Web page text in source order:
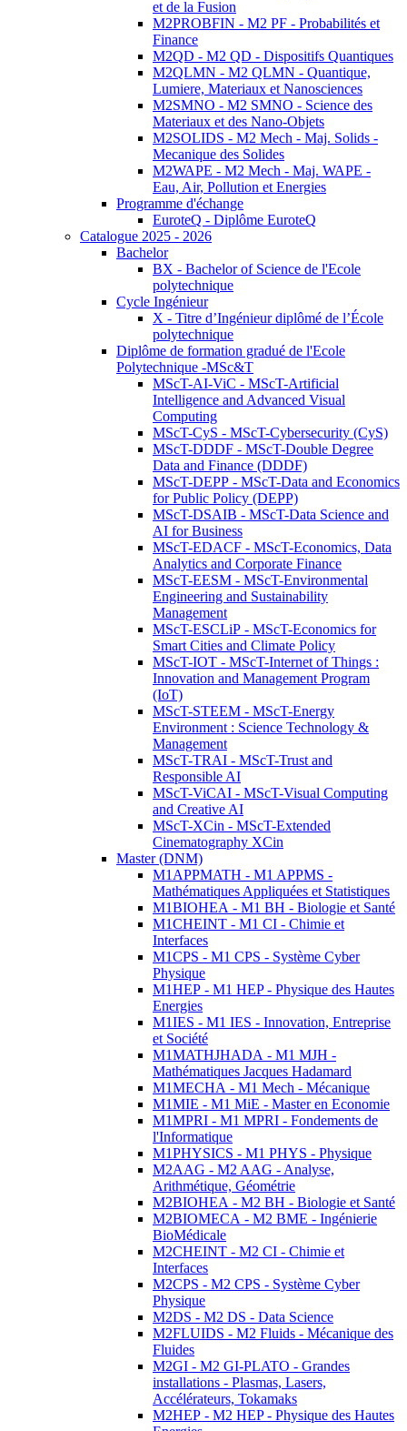
et de la Fusion
M2PROBFIN - M2 PF - Probabilités et
Finance
M2QD - M2 QD - Dispositifs Quantiques
M2QLMN - M2 QLMN - Quantique,
Lumiere, Materiaux et Nanosciences
M2SMNO - M2 SMNO - Science des
Materiaux et des Nano-Objets
M2SOLIDS - M2 Mech - Maj. Solids -
Mecanique des Solides
M2WAPE - M2 Mech - Maj. WAPE -
Eau, Air, Pollution et Energies
Programme d'échange
EuroteQ - Diplôme EuroteQ
Catalogue 2025 - 2026
Bachelor
BX - Bachelor of Science de l'Ecole
polytechnique
Cycle Ingénieur
X - Titre d’Ingénieur diplômé de l’École
polytechnique
Diplôme de formation gradué de l'Ecole
Polytechnique -MSc&T
MScT-AI-ViC - MScT-Artificial
Intelligence and Advanced Visual
Computing
MScT-CyS - MScT-Cybersecurity (CyS)
MScT-DDDF - MScT-Double Degree
Data and Finance (DDDF)
MScT-DEPP - MScT-Data and Economics
for Public Policy (DEPP)
MScT-DSAIB - MScT-Data Science and
AI for Business
MScT-EDACF - MScT-Economics, Data
Analytics and Corporate Finance
MScT-EESM - MScT-Environmental
Engineering and Sustainability
Management
MScT-ESCLiP - MScT-Economics for
Smart Cities and Climate Policy
MScT-IOT - MScT-Internet of Things :
Innovation and Management Program
(IoT)
MScT-STEEM - MScT-Energy
Environment : Science Technology &
Management
MScT-TRAI - MScT-Trust and
Responsible AI
MScT-ViCAI - MScT-Visual Computing
and Creative AI
MScT-XCin - MScT-Extended
Cinematography XCin
Master (DNM)
M1APPMATH - M1 APPMS -
Mathématiques Appliquées et Statistiques
M1BIOHEA - M1 BH - Biologie et Santé
M1CHEINT - M1 CI - Chimie et
Interfaces
M1CPS - M1 CPS - Système Cyber
Physique
M1HEP - M1 HEP - Physique des Hautes
Energies
M1IES - M1 IES - Innovation, Entreprise
et Société
M1MATHJHADA - M1 MJH -
Mathématiques Jacques Hadamard
M1MECHA - M1 Mech - Mécanique
M1MIE - M1 MiE - Master en Economie
M1MPRI - M1 MPRI - Fondements de
l'Informatique
M1PHYSICS - M1 PHYS - Physique
M2AAG - M2 AAG - Analyse,
Arithmétique, Géométrie
M2BIOHEA - M2 BH - Biologie et Santé
M2BIOMECA - M2 BME - Ingénierie
BioMédicale
M2CHEINT - M2 CI - Chimie et
Interfaces
M2CPS - M2 CPS - Système Cyber
Physique
M2DS - M2 DS - Data Science
M2FLUIDS - M2 Fluids - Mécanique des
Fluides
M2GI - M2 GI-PLATO - Grandes
installations - Plasmas, Lasers,
Accélérateurs, Tokamaks
M2HEP - M2 HEP - Physique des Hautes